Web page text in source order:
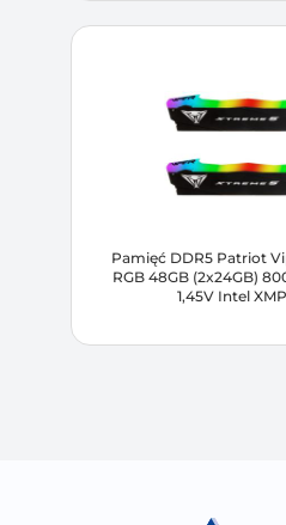
Pamięć DDR5 Patriot
RGB 48GB (2x24GB)
1,45V Intel